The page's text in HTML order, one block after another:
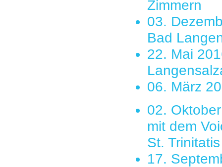
Zimmern
03.
Bad
22. Mai
06. März
02.
mit dem
St.
17.